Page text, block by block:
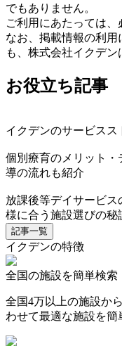
でもありません。
ご利用にあたっては、
なお、掲載情報の利
も、株式会社イクデン
お役立ち記事
イクデンのサービス
個別療育のメリット
導の流れも紹介
放課後等デイサービ
様に合う施設選びの秘
記事一覧
イクデンの特徴
全国の施設を簡単検索
全国4万以上の施設か
わせて最適な施設を簡